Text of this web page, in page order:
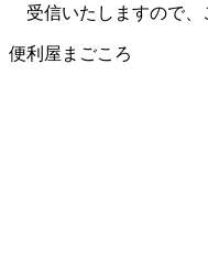
受信いたしますので、
便利屋まごころ